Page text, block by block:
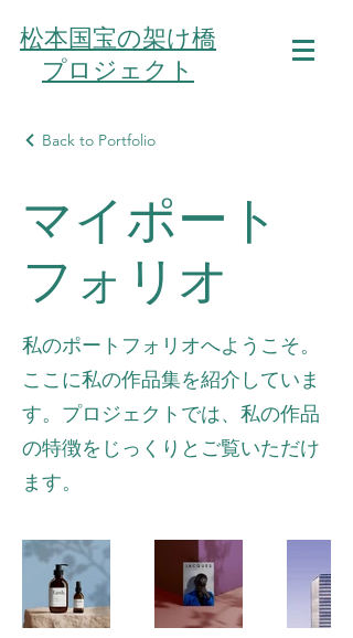
松本国宝の架け橋
プロジェクト
Back to Portfolio
マイポート
フォリオ
私のポートフォリオへようこそ。
ここに私の作品集を紹介していま
す。プロジェクトでは、私の作品
の特徴をじっくりとご覧いただけ
ます。